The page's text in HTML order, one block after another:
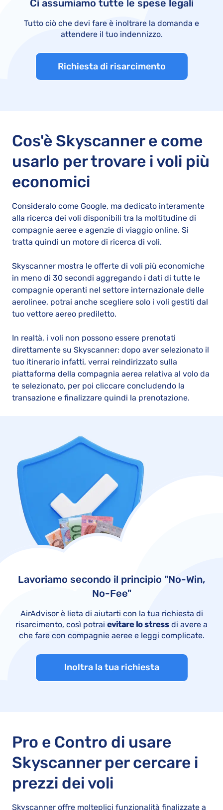
Ci assumiamo tutte le spese legali
Tutto ciò che devi fare è inoltrare la domanda e
attendere il tuo indennizzo.
Richiesta di risarcimento
Cos'è Skyscanner e come
usarlo per trovare i voli più
economici
Consideralo come Google, ma dedicato interamente
alla ricerca dei voli disponibili tra la moltitudine di
compagnie aeree e agenzie di viaggio online. Si
tratta quindi un motore di ricerca di voli.
Skyscanner mostra le offerte di voli più economiche
in meno di 30 secondi aggregando i dati di tutte le
compagnie operanti nel settore internazionale delle
aerolinee, potrai anche scegliere solo i voli gestiti dal
tuo vettore aereo prediletto.
In realtà, i voli non possono essere prenotati
direttamente su Skyscanner: dopo aver selezionato il
tuo itinerario infatti, verrai reindirizzato sulla
piattaforma della compagnia aerea relativa al volo da
te selezionato, per poi cliccare concludendo la
transazione e finalizzare quindi la prenotazione.
Lavoriamo secondo il principio "No-Win,
No-Fee"
AirAdvisor è lieta di aiutarti con la tua richiesta di
risarcimento, così potrai evitare lo stress di avere a
che fare con compagnie aeree e leggi complicate.
Inoltra la tua richiesta
Pro e Contro di usare
Skyscanner per cercare i
prezzi dei voli
Skyscanner offre molteplici funzionalità finalizzate a